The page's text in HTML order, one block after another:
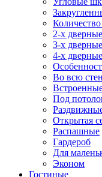
2-х дверные
3-х дверные
4-х дверные
Во всю
Под
Открытая
Распашные
Гардероб
Для
Эконом
Гостиные